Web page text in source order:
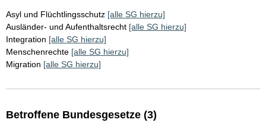
Asyl und Flüchtlingsschutz [alle SG hierzu]
Ausländer- und Aufenthaltsrecht [alle SG hierzu]
Integration [alle SG hierzu]
Menschenrechte [alle SG hierzu]
Migration [alle SG hierzu]
Betroffene Bundesgesetze (3)